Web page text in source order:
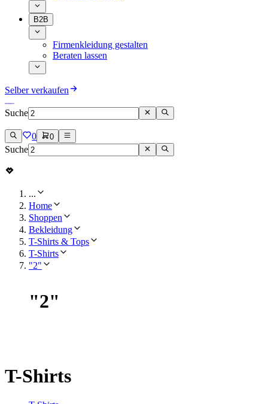
B2B
Firmenkleidung gestalten
Beraten lassen
Selber verkaufen
Suche
0 0
Suche
...
Home
Shoppen
Bekleidung
T-Shirts & Tops
T-Shirts
"2"
"2"
T-Shirts